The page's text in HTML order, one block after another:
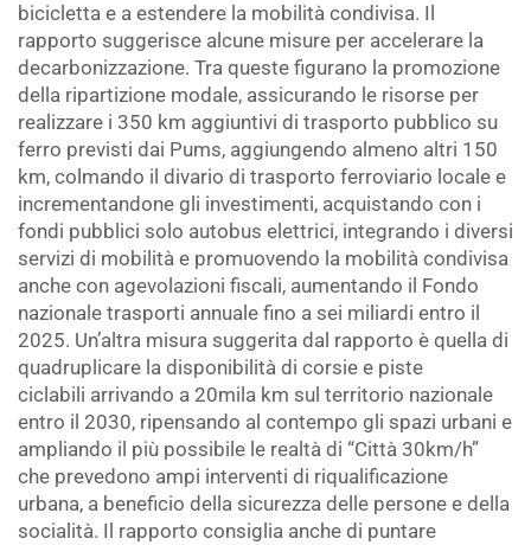
bicicletta e a estendere la mobilità condivisa. Il
rapporto suggerisce alcune misure per accelerare la
decarbonizzazione. Tra queste figurano la promozione
della ripartizione modale, assicurando le risorse per
realizzare i 350 km aggiuntivi di trasporto pubblico su
ferro previsti dai Pums, aggiungendo almeno altri 150
km, colmando il divario di trasporto ferroviario locale e
incrementandone gli investimenti, acquistando con i
fondi pubblici solo autobus elettrici, integrando i diversi
servizi di mobilità e promuovendo la mobilità condivisa
anche con agevolazioni fiscali, aumentando il Fondo
nazionale trasporti annuale fino a sei miliardi entro il
2025. Un’altra misura suggerita dal rapporto è quella di
quadruplicare la disponibilità di corsie e piste
ciclabili arrivando a 20mila km sul territorio nazionale
entro il 2030, ripensando al contempo gli spazi urbani e
ampliando il più possibile le realtà di “Città 30km/h”
che prevedono ampi interventi di riqualificazione
urbana, a beneficio della sicurezza delle persone e della
socialità. Il rapporto consiglia anche di puntare